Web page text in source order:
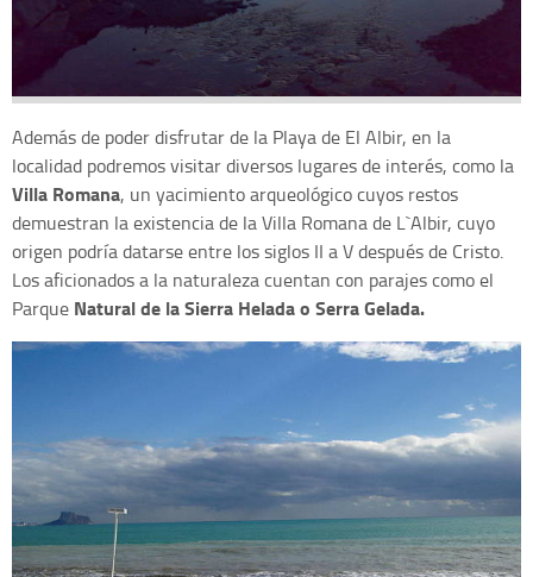
Además de poder disfrutar de la Playa de El Albir, en la
localidad podremos visitar diversos lugares de interés, como la
Villa Romana, un yacimiento arqueológico cuyos restos
demuestran la existencia de la Villa Romana de L`Albir, cuyo
origen podría datarse entre los siglos II a V después de Cristo.
Los aficionados a la naturaleza cuentan con parajes como el
Parque Natural de la Sierra Helada o Serra Gelada.